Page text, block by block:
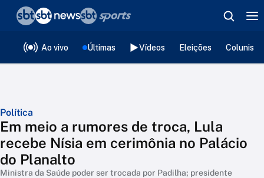
Ao vivo Últimas Vídeos Eleições
Política
Em meio a rumores de troca, Lula
recebe Nísia em cerimônia no Palácio
do Planalto
Ministra da Saúde poder ser trocada por Padilha; presidente
❮voltar
Editorias